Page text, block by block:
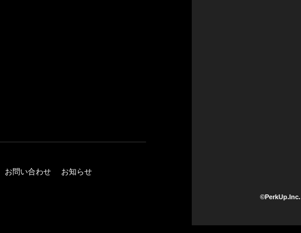
お問い合わせ
お知らせ
©PerkUp.Inc.